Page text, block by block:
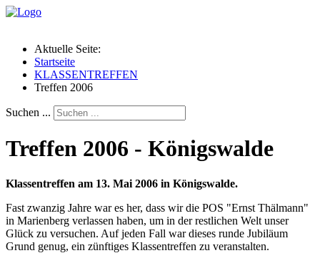
Aktuelle Seite:
Startseite
KLASSENTREFFEN
Treffen 2006
Suchen ...
Treffen 2006 - Königswalde
Klassentreffen am 13. Mai 2006 in Königswalde.
Fast zwanzig Jahre war es her, dass wir die POS "Ernst Thälmann"
in Marienberg verlassen haben, um in der restlichen Welt unser
Glück zu versuchen. Auf jeden Fall war dieses runde Jubiläum
Grund genug, ein zünftiges Klassentreffen zu veranstalten.